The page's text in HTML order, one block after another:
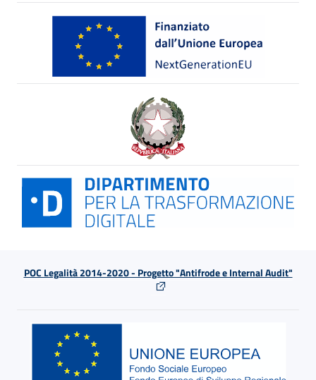
POC Legalità 2014-2020 - Progetto "Antifrode e Internal Audit"